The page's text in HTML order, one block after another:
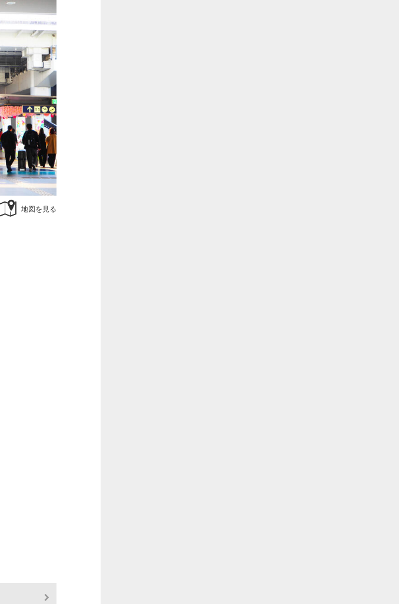
地図を見る